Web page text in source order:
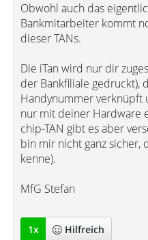
Obwohl auch das
Bankmitarbeiter kommt
dieser TANs.
Die iTan wird nur dir
der Bankfiliale gedruckt),
Handynummer verknüpft
nur mit deiner Hardware
chip-TAN gibt es aber
bin mir nicht ganz sicher,
kenne).
MfG Stefan
1x Hilfreich